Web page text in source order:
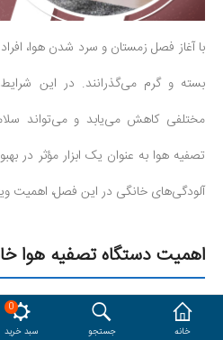
وایت برد و تابلو اعلانات
مقایسه
دسترسی کاربری حساب کاربری
خانه جستجو
0
سبد خرید
با آغاز فصل زمستان و سرد شدن هوا،
بسته و گرم می‌گذرانند. در این
مختلفی کاهش می‌یابد و می‌تواند
تصفیه هوا به عنوان یک ابزار مؤثر در
آلودگی‌های خانگی در این فصل، اهمیت
اهمیت دستگاه تصفیه هوا
دستگاه تصفیه هوا خانگی با استفاده از